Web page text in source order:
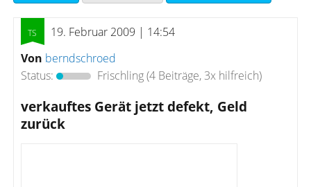
19. Februar 2009 | 14:54
Von berndschroed
Status:
Frischling(4 Beiträge, 3x hilfreich)
verkauftes Gerät jetzt defekt, Geld
zurück